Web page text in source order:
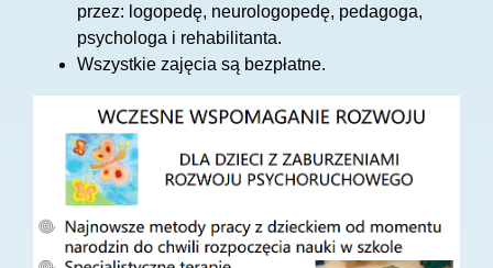
przez: logopedę, neurologopedę, pedagoga,
psychologa i rehabilitanta.
Wszystkie zajęcia są bezpłatne.